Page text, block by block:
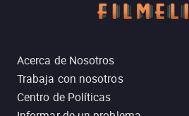
Acerca de Nosotros
Trabaja con nosotros
Centro de Políticas